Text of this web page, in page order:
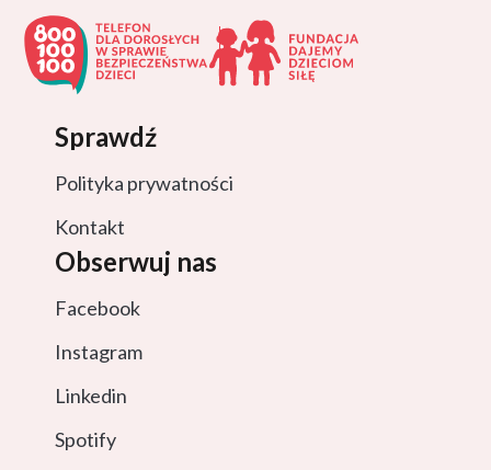
Sprawdź
Polityka prywatności
Kontakt
Obserwuj nas
Facebook
Instagram
Linkedin
Spotify